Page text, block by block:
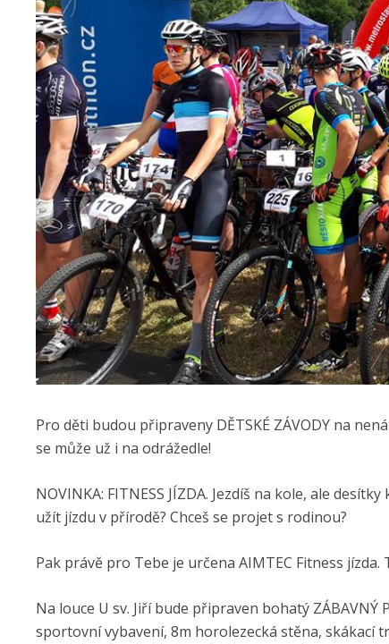
Pro děti budou připraveny DĚTSKÉ ZÁVODY na
se může už i na odrážedle!
NOVINKA: FITNESS JÍZDA. Jezdíš na kole, ale
užít jízdu v přírodě? Chceš se projet s rodinou?
Pak právě pro Tebe je určena AIMTEC Fitness
Na louce U sv. Jiří bude připraven bohatý
sportovní vybavení, 8m horolezecká stěna, skákací